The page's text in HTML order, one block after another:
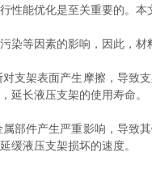
性能优化是至关重要的。
染等因素的影响，因此，
架表面产生摩擦，导致
延长液压支架的使用寿命。
件产生严重影响，导致
缓液压支架损坏的速度。